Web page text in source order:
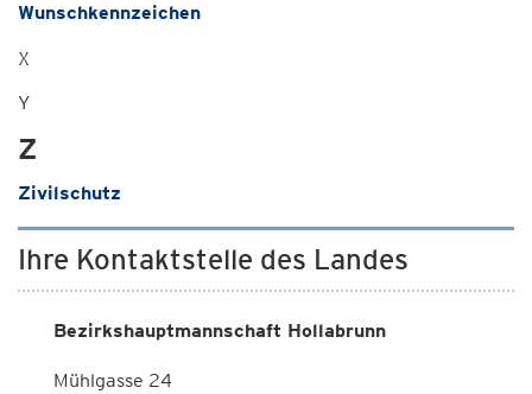
Wunschkennzeichen
X
Y
Z
Zivilschutz
Ihre Kontaktstelle des Landes
Bezirkshauptmannschaft Hollabrunn
Mühlgasse 24